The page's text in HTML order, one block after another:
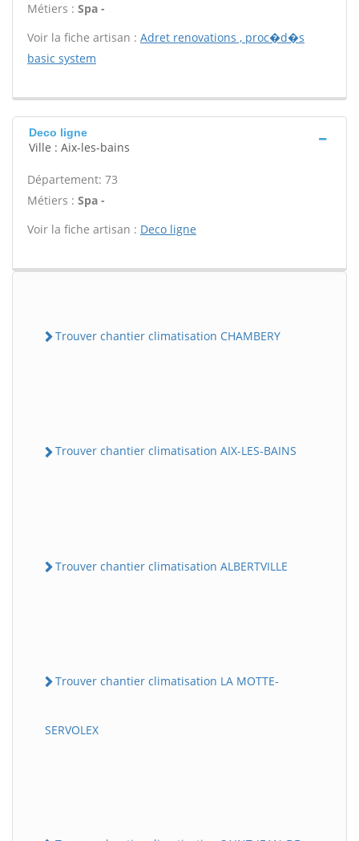
Métiers : Spa -
Voir la fiche artisan : Adret renovations , proc�d�s
basic system
Deco ligne
Ville : Aix-les-bains
Département: 73
Métiers : Spa -
Voir la fiche artisan : Deco ligne
Trouver chantier climatisation CHAMBERY
Trouver chantier climatisation AIX-LES-BAINS
Trouver chantier climatisation ALBERTVILLE
Trouver chantier climatisation LA MOTTE-
SERVOLEX